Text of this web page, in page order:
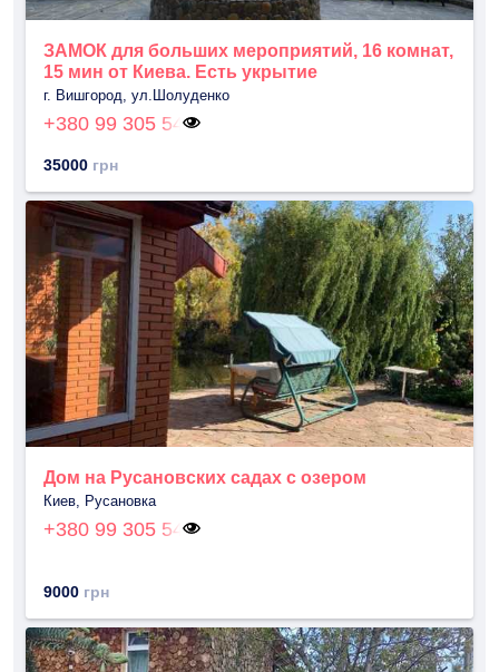
ЗАМОК для больших мероприятий, 16 комнат,
15 мин от Киева. Есть укрытие
г. Вишгород, ул.Шолуденко
+380 99 305 54
35000 грн
Дом на Русановских садах с озером
Киев, Русановка
+380 99 305 54
9000 грн